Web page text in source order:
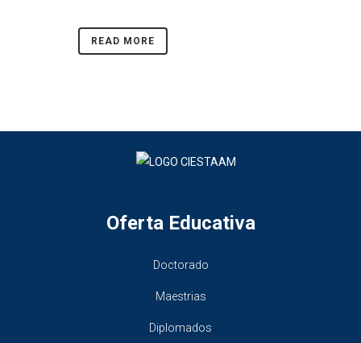
READ MORE
Oferta Educativa
Doctorado
Maestrias
Diplomados